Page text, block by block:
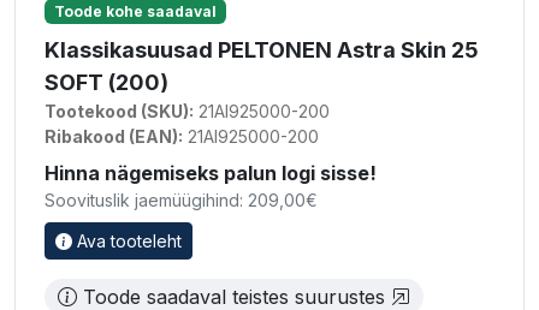
Toode kohe saadaval
Klassikasuusad PELTONEN Astra Skin 25
SOFT (200)
Tootekood (SKU): 21AI925000-200
Ribakood (EAN): 21AI925000-200
Hinna nägemiseks palun logi sisse!
Soovituslik jaemüügihind: 209,00€
Ava tooteleht
Toode saadaval teistes suurustes